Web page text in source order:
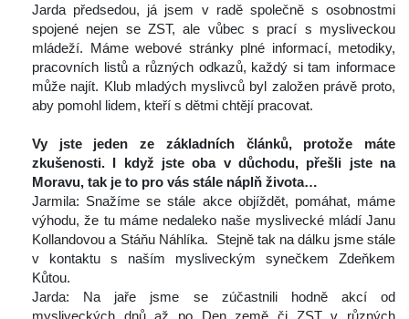
Jarda předsedou, já jsem v radě společně s osobnostmi
pojené nejen se ZST, ale vůbec s prací s mysliveckou
mládeží. Máme webové stránky plné informací, metodiky,
pracovních listů a různých odkazů, každý si tam informace
může najít. Klub mladých myslivců byl založen právě proto,
aby pomohl lidem, kteří s dětmi chtějí pracovat.
Vy jste jeden ze základních článků, protože máte
zkušenosti. I když jste oba v důchodu, přešli jste na
Moravu, tak je to pro vás stále náplň života…
Jarmila: Snažíme se stále akce objíždět, pomáhat, máme
výhodu, že tu máme nedaleko naše myslivecké mládí Janu
Kollandovou a Stáňu Náhlíka. Stejně tak na dálku jsme stále
v kontaktu s naším mysliveckým synečkem Zdeňkem
Kůtou.
Jarda: Na jaře jsme se zúčastnili hodně akcí od
mysliveckých dnů až po Den země či ZST v různých